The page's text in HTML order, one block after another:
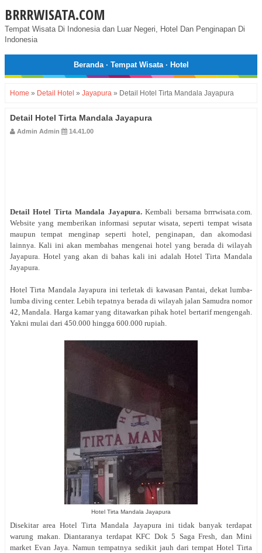
BRRRWISATA.COM
Tempat Wisata Di Indonesia dan Luar Negeri, Hotel Dan Penginapan Di
Indonesia
Beranda· Tempat Wisata· Hotel
Home » Detail Hotel » Jayapura » Detail Hotel Tirta Mandala Jayapura
Detail Hotel Tirta Mandala Jayapura
Admin Admin 14.41.00
Detail Hotel Tirta Mandala Jayapura.Kembali bersama brrrwisata.com.
Website yang memberikan informasi seputar wisata, seperti tempat wisata
maupun tempat menginap seperti hotel, penginapan, dan akomodasi
lainnya. Kali ini akan membahas mengenai hotel yang berada di wilayah
Jayapura. Hotel yang akan di bahas kali ini adalah Hotel Tirta Mandala
Jayapura.
Hotel Tirta Mandala Jayapura ini terletak di kawasan Pantai, dekat lumba-
lumba diving center. Lebih tepatnya berada di wilayah jalan Samudra nomor
42, Mandala. Harga kamar yang ditawarkan pihak hotel bertarif mengengah.
Yakni mulai dari 450.000 hingga 600.000 rupiah.
Hotel Tirta Mandala Jayapura
Disekitar area Hotel Tirta Mandala Jayapura ini tidak banyak terdapat
warung makan. Diantaranya terdapat KFC Dok 5 Saga Fresh, dan Mini
market Evan Jaya. Namun tempatnya sedikit jauh dari tempat Hotel Tirta